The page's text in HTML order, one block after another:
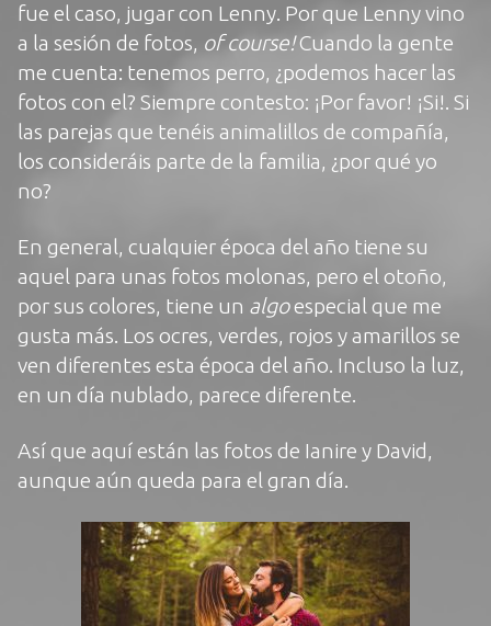
fue el caso, jugar con Lenny. Por que Lenny vino
a la sesión de fotos, of course!Cuando la gente
me cuenta: tenemos perro, ¿podemos hacer las
fotos con el? Siempre contesto: ¡Por favor! ¡Si!. Si
las parejas que tenéis animalillos de compañía,
los consideráis parte de la familia, ¿por qué yo
no?
En general, cualquier época del año tiene su
aquel para unas fotos molonas, pero el otoño,
por sus colores, tiene un algoespecial que me
gusta más. Los ocres, verdes, rojos y amarillos se
ven diferentes esta época del año. Incluso la luz,
en un día nublado, parece diferente.
Así que aquí están las fotos de Ianire y David,
aunque aún queda para el gran día.